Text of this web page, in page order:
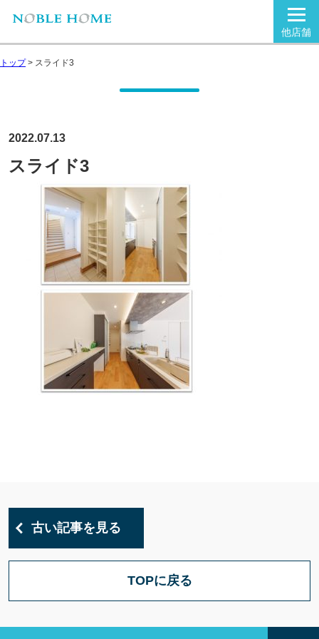
他店舗
トップ> スライド3
2022.07.13
スライド3
古い記事を見る
TOPに戻る